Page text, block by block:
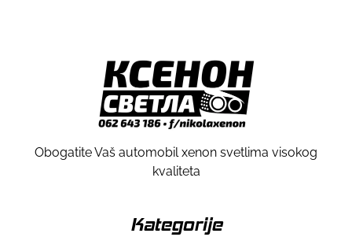
Obogatite Vaš automobil xenon svetlima visokog
kvaliteta
Kategorije